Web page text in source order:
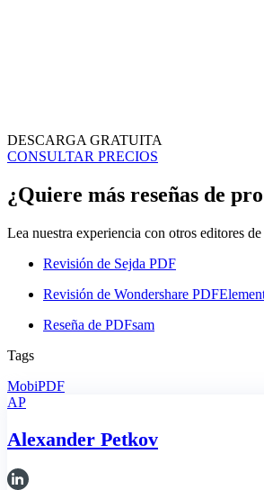
DESCARGA GRATUITA
CONSULTAR PRECIOS
¿Quiere más reseñas de
Lea nuestra experiencia con otros editores
Revisión de Sejda PDF
Revisión de Wondershare
Reseña de PDFsam
Tags
MobiPDF
AP
Alexander Petkov